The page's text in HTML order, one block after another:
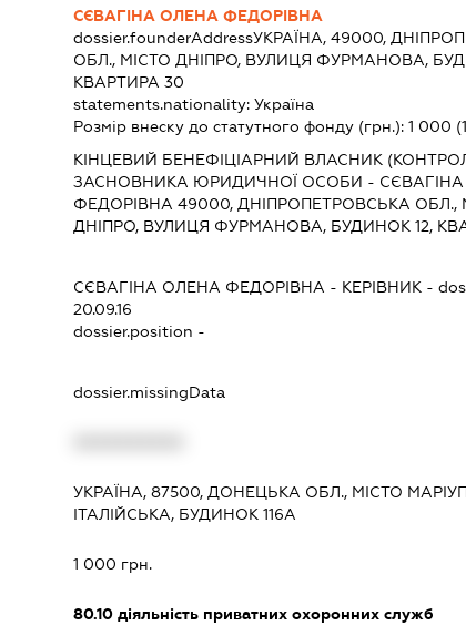
СЄВАГІНА ОЛЕНА ФЕДОРІВНА
dossier.founderAddressУКРАЇНА, 49000,
ОБЛ., МІСТО ДНІПРО, ВУЛИЦЯ ФУРМАНОВА,
КВАРТИРА 30
statements.nationality: Україна
Розмір внеску до статутного фонду (грн.): 1 000
КІНЦЕВИЙ БЕНЕФІЦІАРНИЙ ВЛАСНИК
ЗАСНОВНИКА ЮРИДИЧНОЇ ОСОБИ -
ФЕДОРІВНА 49000, ДНІПРОПЕТРОВСЬКА ОБЛ.,
ДНІПРО, ВУЛИЦЯ ФУРМАНОВА, БУДИНОК 12,
СЄВАГІНА ОЛЕНА ФЕДОРІВНА - КЕРІВНИК -
20.09.16
dossier.position -
dossier.missingData
УКРАЇНА, 87500, ДОНЕЦЬКА ОБЛ., МІСТО
ІТАЛІЙСЬКА, БУДИНОК 116А
1 000 грн.
80.10діяльність приватних охоронних служб